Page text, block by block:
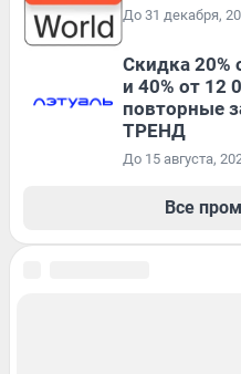
До 31 декабря,
Скидка 20%
и 40% от 12
повторные
ТРЕНД
До 15 августа,
Все